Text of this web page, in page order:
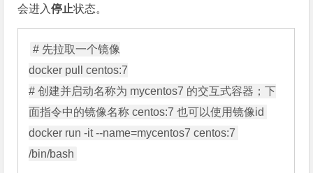
会进入停止状态。
# 先拉取一个镜像
docker pull centos:7
# 创建并启动名称为 mycentos7 的交互式容器；下
面指令中的镜像名称 centos:7 也可以使用镜像id
docker run -it --name=mycentos7 centos:7